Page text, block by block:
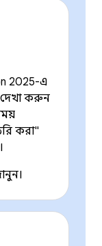
2025-এ
করুন
করা"